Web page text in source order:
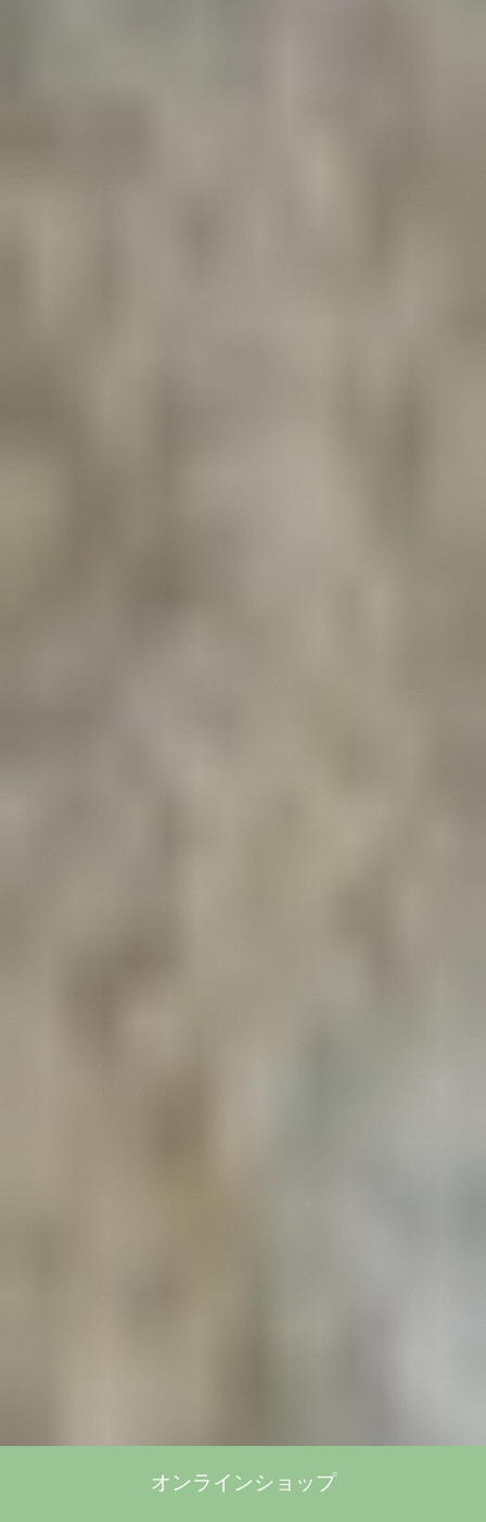
オンラインショップ